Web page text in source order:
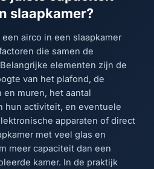
slaapkamer?
airco in een slaapkamer
die samen de
elementen zijn de
van het plafond, de
en muren, het aantal
hun activiteit, en eventuele
apparaten of direct
met veel glas en
meer capaciteit dan een
kamer. In de praktijk